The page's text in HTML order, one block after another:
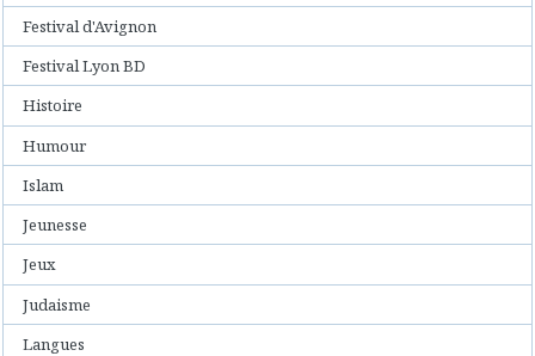
Festival d'Avignon
Festival Lyon BD
Histoire
Humour
Islam
Jeunesse
Jeux
Judaisme
Langues